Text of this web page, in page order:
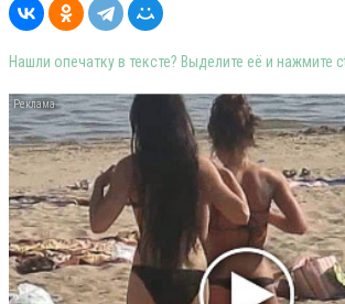
Нашли опечатку в тексте? Выделите её и нажмите